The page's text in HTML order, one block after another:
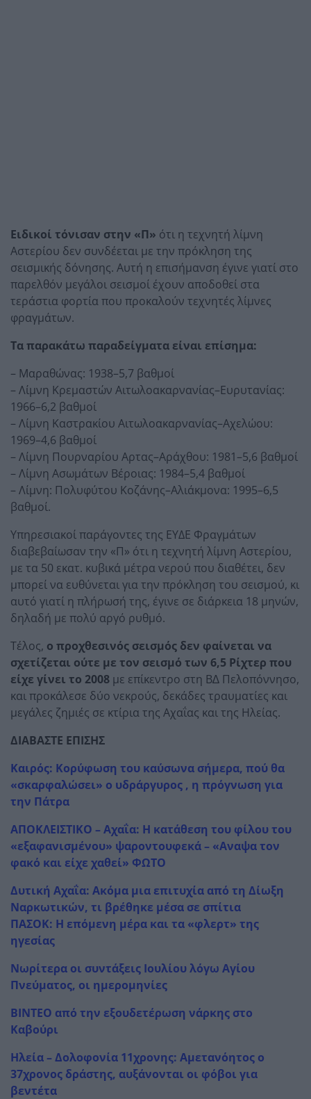
Ειδικοί τόνισαν στην «Π» ότι η τεχνητή λίμνη
Αστερίου δεν συνδέεται με την πρόκληση της
σεισμικής δόνησης. Αυτή η επισήμανση έγινε γιατί στο
παρελθόν μεγάλοι σεισμοί έχουν αποδοθεί στα
τεράστια φορτία που προκαλούν τεχνητές λίμνες
φραγμάτων.
Τα παρακάτω παραδείγματα είναι επίσημα:
– Μαραθώνας: 1938–5,7 βαθμοί
– Λίμνη Κρεμαστών Αιτωλοακαρνανίας–Ευρυτανίας:
1966–6,2 βαθμοί
– Λίμνη Καστρακίου Αιτωλοακαρνανίας–Αχελώου:
1969–4,6 βαθμοί
– Λίμνη Πουρναρίου Αρτας–Αράχθου: 1981–5,6 βαθμοί
– Λίμνη Ασωμάτων Βέροιας: 1984–5,4 βαθμοί
– Λίμνη: Πολυφύτου Κοζάνης–Αλιάκμονα: 1995–6,5
βαθμοί.
Υπηρεσιακοί παράγοντες της ΕΥΔΕ Φραγμάτων
διαβεβαίωσαν την «Π» ότι η τεχνητή λίμνη Αστερίου,
με τα 50 εκατ. κυβικά μέτρα νερού που διαθέτει, δεν
μπορεί να ευθύνεται για την πρόκληση του σεισμού, κι
αυτό γιατί η πλήρωσή της, έγινε σε διάρκεια 18 μηνών,
δηλαδή με πολύ αργό ρυθμό.
Τέλος, ο προχθεσινός σεισμός δεν φαίνεται να
σχετίζεται ούτε με τον σεισμό των 6,5 Ρίχτερ που
είχε γίνει το 2008 με επίκεντρο στη Β∆ Πελοπόννησο,
και προκάλεσε δύο νεκρούς, δεκάδες τραυματίες και
μεγάλες ζημιές σε κτίρια της Αχαΐας και της Ηλείας.
ΔΙΑΒΑΣΤΕ ΕΠΙΣΗΣ
Καιρός: Κορύφωση του καύσωνα σήμερα, πού θα
«σκαρφαλώσει» ο υδράργυρος , η πρόγνωση για
την Πάτρα
ΑΠΟΚΛΕΙΣΤΙΚΟ – Αχαΐα: Η κατάθεση του φίλου του
«εξαφανισμένου» ψαροντουφεκά – «Αναψα τον
φακό και είχε χαθεί» ΦΩΤΟ
Δυτική Αχαΐα: Ακόμα μια επιτυχία από τη Δίωξη
Ναρκωτικών, τι βρέθηκε μέσα σε σπίτια
ΠΑΣΟΚ: Η επόμενη μέρα και τα «φλερτ» της
ηγεσίας
Νωρίτερα οι συντάξεις Ιουλίου λόγω Αγίου
Πνεύματος, οι ημερομηνίες
ΒΙΝΤΕΟ από την εξουδετέρωση νάρκης στο
Καβούρι
Ηλεία – Δολοφονία 11χρονης: Αμετανόητος ο
37χρονος δράστης, αυξάνονται οι φόβοι για
βεντέτα